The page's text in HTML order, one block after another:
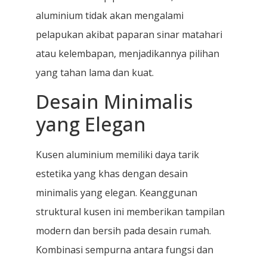
aluminium tidak akan mengalami
pelapukan akibat paparan sinar matahari
atau kelembapan, menjadikannya pilihan
yang tahan lama dan kuat.
Desain Minimalis
yang Elegan
Kusen aluminium memiliki daya tarik
estetika yang khas dengan desain
minimalis yang elegan. Keanggunan
struktural kusen ini memberikan tampilan
modern dan bersih pada desain rumah.
Kombinasi sempurna antara fungsi dan